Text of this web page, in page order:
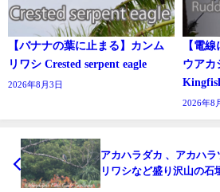
【バナナの葉に止まる】カンム
リワシ Crested serpent eagle
2026年8月3日
【電
ウアカ
2026年8
アカハラダカ 、アカハ
リワシなど盛り沢山の石